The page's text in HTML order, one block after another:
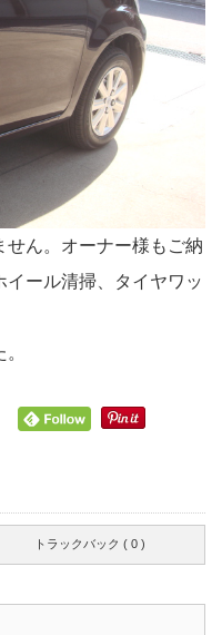
ん。オーナー様もご納
ール清掃、タイヤワッ
トラックバック ( 0 )